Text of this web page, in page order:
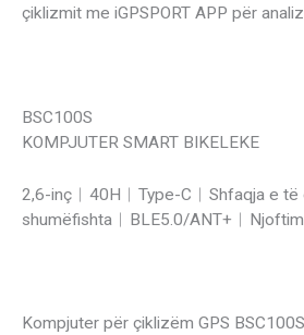
çiklizmit me iGPSPORT APP për
BSC100S
KOMPJUTER SMART BIKELEKE
2,6-inç︱40H︱Type-C︱Shfaqja e të
shumëfishta︱BLE5.0/
Kompjuter për çiklizëm GPS BSC100S